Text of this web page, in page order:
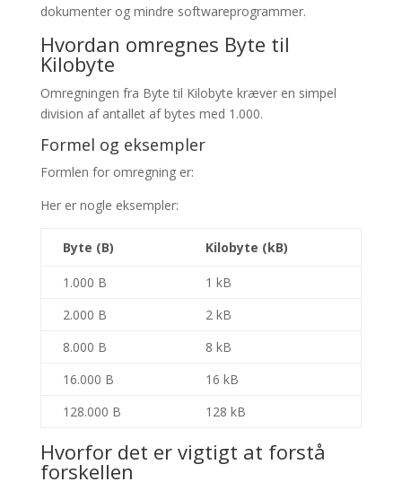
dokumenter og mindre softwareprogrammer.
Hvordan omregnes Byte til
Kilobyte
Omregningen fra Byte til Kilobyte kræver en simpel
division af antallet af bytes med 1.000.
Formel og eksempler
Formlen for omregning er:
Her er nogle eksempler:
Byte (B) Kilobyte (kB)
1.000 B
1 kB
2.000 B
2 kB
8.000 B
8 kB
16.000 B
16 kB
128.000 B
128 kB
Hvorfor det er vigtigt at forstå
forskellen